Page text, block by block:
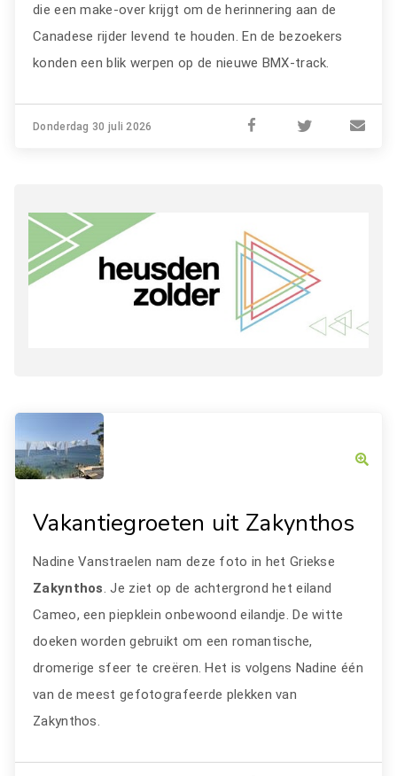
die een make-over krijgt om de herinnering aan de
Canadese rijder levend te houden. En de bezoekers
konden een blik werpen op de nieuwe BMX-track.
Donderdag 30 juli 2026
Vakantiegroeten uit Zakynthos
Nadine Vanstraelen nam deze foto in het Griekse
Zakynthos. Je ziet op de achtergrond het eiland
Cameo, een piepklein onbewoond eilandje. De witte
doeken worden gebruikt om een romantische,
dromerige sfeer te creëren. Het is volgens Nadine één
van de meest gefotografeerde plekken van
Zakynthos.